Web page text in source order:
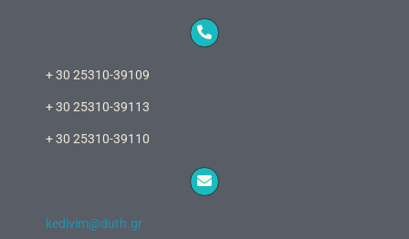
+ 30 25310-39109
+ 30 25310-39113
+ 30 25310-39110
kedivim@duth.gr